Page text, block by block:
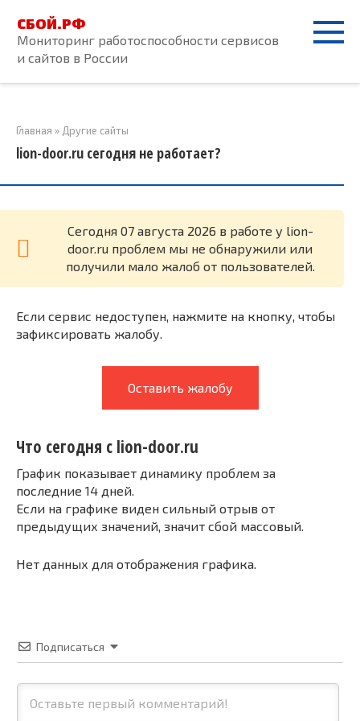
контенту
СБОЙ.РФ
Мониторинг работоспособности сервисов
и сайтов в России
Главная » Другие сайты
lion-door.ru сегодня не работает?
Cегодня 07 августа 2026 в работе у lion-
door.ru проблем мы не обнаружили или
получили мало жалоб от пользователей.
Если сервис недоступен, нажмите на кнопку, чтобы
зафиксировать жалобу.
Оставить жалобу
Что сегодня с lion-door.ru
График показывает динамику проблем за
последние 14 дней.
Если на графике виден сильный отрыв от
предыдущих значений, значит сбой массовый.
Нет данных для отображения графика.
Подписаться